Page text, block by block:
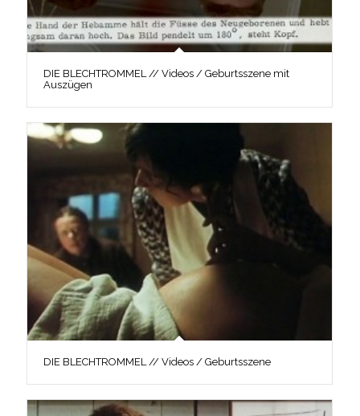
DIE BLECHTROMMEL // Videos / Geburtsszene mit
Auszügen
DIE BLECHTROMMEL // Videos / Geburtsszene